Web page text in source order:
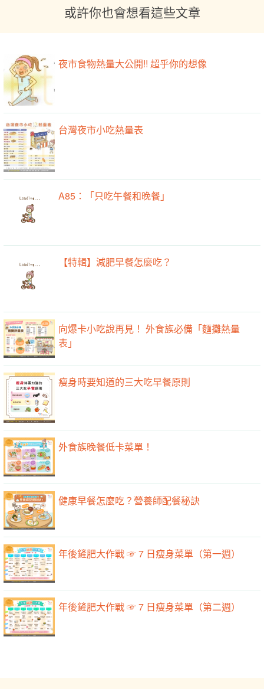
或許你也會想看這些文章
夜市食物熱量大公開!! 超乎你的想像
台灣夜市小吃熱量表
A85：「只吃午餐和晚餐」
【特輯】減肥早餐怎麼吃？
向爆卡小吃說再見！ 外食族必備「麵攤熱量
表」
瘦身時要知道的三大吃早餐原則
外食族晚餐低卡菜單！
健康早餐怎麼吃？營養師配餐秘訣
年後鏟肥大作戰 ☞ 7 日瘦身菜單（第一週）
年後鏟肥大作戰 ☞ 7 日瘦身菜單（第二週）